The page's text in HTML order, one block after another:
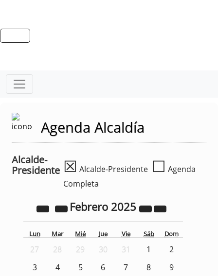
Agenda Alcaldía
Alcalde-
Presidente ☒ Alcalde-Presidente ☐ Agenda
Completa
Febrero 2025
Lun Mar Mié Jue Vie Sáb Dom
27 28 29 30 31 1
2
3
4 5 6 7 8
9